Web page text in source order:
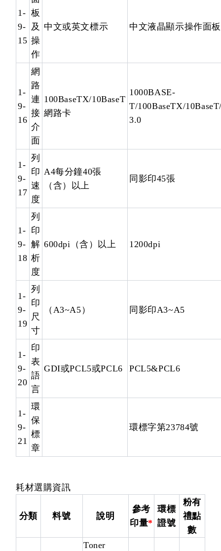
1-
9-
15
板
及
操
作
中文或英文標示 中文液晶顯示操作面板
1-
9-
16
網
路
連
接
介
面
100BaseTX/10BaseT
網路卡
1000BASE-
T/100BaseTX/
3.0
1-
9-
17
列
印
速
度
A4每分鐘40張
（含）以上
同影印45張
1-
9-
18
列
印
解
析
度
600dpi（含）以上 1200dpi
1-
9-
19
列
印
尺
寸
（A3~A5） 同影印A3~A5
1-
9-
20
印
表
語
言
GDI或PCL5或PCL6 PCL5&PCL6
1-
9-
21
環
保
標
章
環標字第23784號
耗材選購資訊
分類 料號 說明
參考
印量*
環標
證號
粉有
禮點
數
Toner